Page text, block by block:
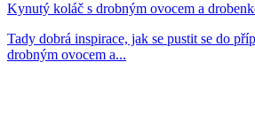
Kynutý koláč s drobným ovocem a
Tady dobrá inspirace, jak se pustit se do
drobným ovocem a...